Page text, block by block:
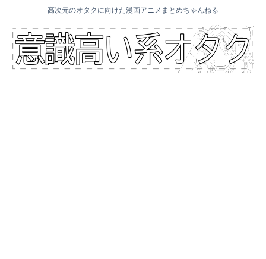
高次元のオタクに向けた漫画アニメまとめちゃんねる